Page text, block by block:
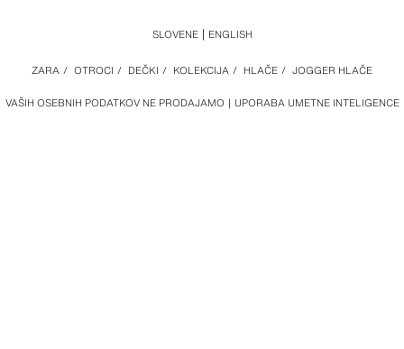
VAŠIH OSEBNIH PODATKOV NE PRODAJAMO UPORABA UMETNE INTELIGENCE
ZARA / OTROCI / DEČKI / KOLEKCIJA / HLAČE / JOGGER HLAČE
SLOVENE ENGLISH